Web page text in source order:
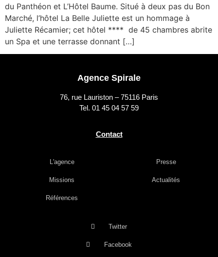
du Panthéon et L’Hôtel Baume. Situé à deux pas du Bon
Marché, l’hôtel La Belle Juliette est un hommage à
Juliette Récamier; cet hôtel **** de 45 chambres abrite
un Spa et une terrasse donnant […]
Agence Spirale
76, rue Lauriston – 75116 Paris
Tel. 01 45 04 57 59
Contact
L'agence
Missions
Références
Presse
Actualités
Twitter
Facebook